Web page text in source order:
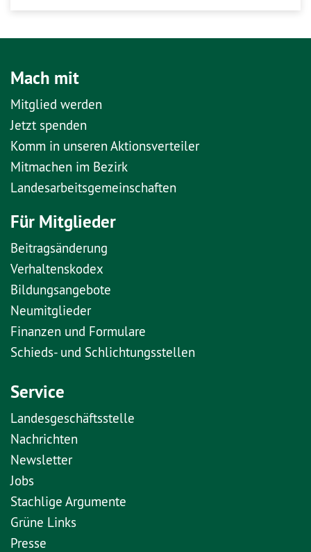
Mach mit
Mitglied werden
Jetzt spenden
Komm in unseren Aktionsverteiler
Mitmachen im Bezirk
Landesarbeitsgemeinschaften
Für Mitglieder
Beitragsänderung
Verhaltenskodex
Bildungsangebote
Neumitglieder
Finanzen und Formulare
Schieds- und Schlichtungsstellen
Service
Landesgeschäftsstelle
Nachrichten
Newsletter
Jobs
Stachlige Argumente
Grüne Links
Presse